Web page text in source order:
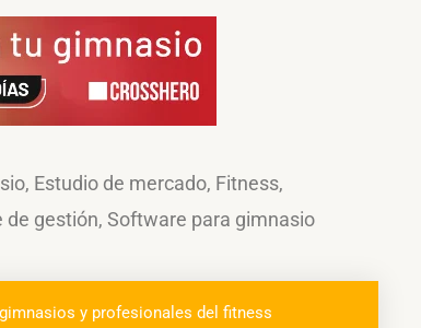
, Estudio de mercado, Fitness,
de gestión, Software para gimnasio
y profesionales del fitness